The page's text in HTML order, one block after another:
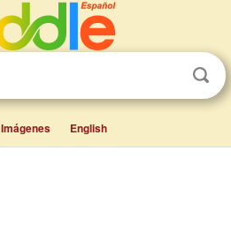
Imágenes English